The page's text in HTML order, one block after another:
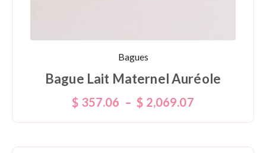
Bagues
Bague Lait Maternel Auréole
$ 357.06 – $ 2,069.07